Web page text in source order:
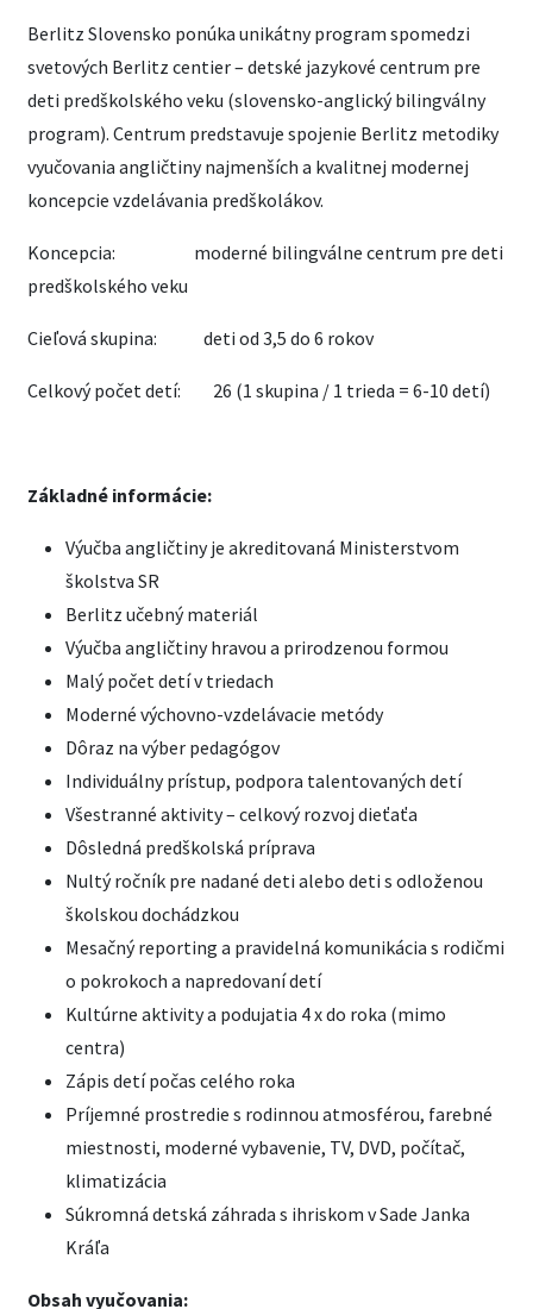
Berlitz Slovensko ponúka unikátny program spomedzi
svetových Berlitz centier – detské jazykové centrum pre
deti predškolského veku (slovensko-anglický bilingválny
program). Centrum predstavuje spojenie Berlitz metodiky
vyučovania angličtiny najmenších a kvalitnej modernej
koncepcie vzdelávania predškolákov.
Koncepcia: moderné bilingválne centrum pre deti
predškolského veku
Cieľová skupina: deti od 3,5 do 6 rokov
Celkový počet detí: 26 (1 skupina / 1 trieda = 6-10 detí)
Základné informácie:
Výučba angličtiny je akreditovaná Ministerstvom
školstva SR
Berlitz učebný materiál
Výučba angličtiny hravou a prirodzenou formou
Malý počet detí v triedach
Moderné výchovno-vzdelávacie metódy
Dôraz na výber pedagógov
Individuálny prístup, podpora talentovaných detí
Všestranné aktivity – celkový rozvoj dieťaťa
Dôsledná predškolská príprava
Nultý ročník pre nadané deti alebo deti s odloženou
školskou dochádzkou
Mesačný reporting a pravidelná komunikácia s rodičmi
o pokrokoch a napredovaní detí
Kultúrne aktivity a podujatia 4 x do roka (mimo
centra)
Zápis detí počas celého roka
Príjemné prostredie s rodinnou atmosférou, farebné
miestnosti, moderné vybavenie, TV, DVD, počítač,
klimatizácia
Súkromná detská záhrada s ihriskom v Sade Janka
Kráľa
Obsah vyučovania: